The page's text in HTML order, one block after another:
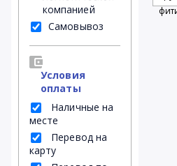
компанией
Самовывоз
Условия
оплаты
Наличные на
месте
Перевод на
карту